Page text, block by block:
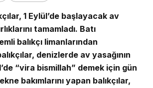
1 Eylül’de başlayacak av
tamamladı. Batı
balıkçı limanlarından
denizlerde av yasağının
“vira bismillah” demek için gün
bakımlarını yapan balıkçılar,